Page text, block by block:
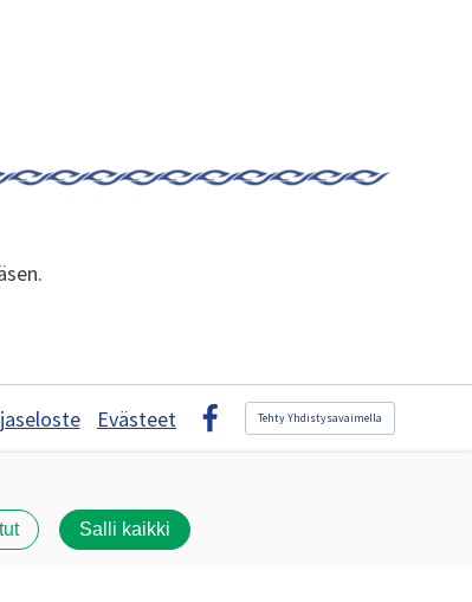
Evästeet
Facebook
Tehty Yhdistysavaimella
Salli kaikki